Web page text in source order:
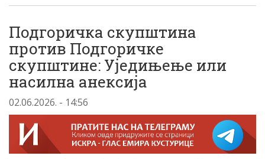
Подгоричка скупштина
против Подгоричке
скупштине: Уједињење или
насилна анексија
02.06.2026. - 14:56